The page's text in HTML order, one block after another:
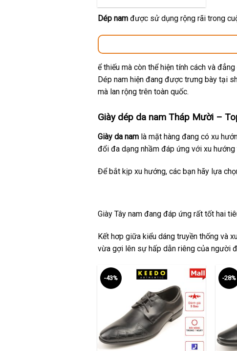
290,000 ₫.
Dép namđược sử dụng rộng rãi trong
ể thiếu mà còn thể hiện tính cách và
Dép nam hiện đang được trưng bày tại
mà lan rộng trên toàn quốc.
Giày dép da nam Tháp Mười –
Giày da namlà mặt hàng đang có xu
đổi đa dạng nhầm đáp ứng với xu
Để bắt kịp xu hướng, các bạn hãy lựa
Giày Tây namđang đáp ứng rất tốt hai
Kết hơp giữa kiểu dáng truyền thống và
vừa gợi lên sự hấp dẫn riêng của người
-43% -28%